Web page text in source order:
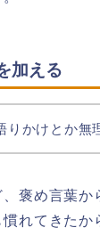
加える
りかけとか無
褒め言葉か
れてきたか